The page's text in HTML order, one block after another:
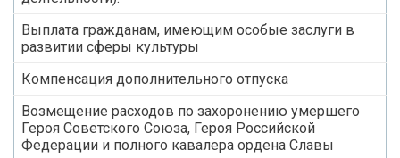
Выплата гражданам, имеющим особые заслуги в
развитии сферы культуры
Компенсация дополнительного отпуска
Возмещение расходов по захоронению умершего
Героя Советского Союза, Героя Российской
Федерации и полного кавалера ордена Славы